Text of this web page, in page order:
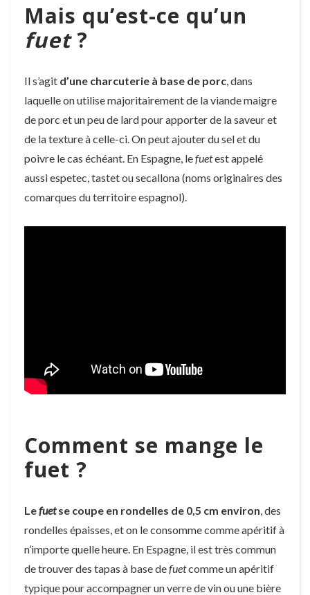
Mais qu’est-ce qu’un
fuet?
Il s’agit d’une charcuterie à base de porc, dans
laquelle on utilise majoritairement de la viande maigre
de porc et un peu de lard pour apporter de la saveur et
de la texture à celle-ci. On peut ajouter du sel et du
poivre le cas échéant. En Espagne, lefuetest appelé
aussi espetec, tastet ou secallona (noms originaires des
comarques du territoire espagnol).
Comment se mange le
fuet ?
Lefuetse coupe en rondelles de 0,5 cm environ , des
rondelles épaisses, et on le consomme comme apéritif à
n’importe quelle heure. En Espagne, il est très commun
de trouver des tapas à base defuetcomme un apéritif
typique pour accompagner un verre de vin ou une bière